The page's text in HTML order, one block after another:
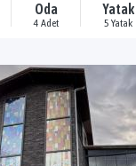
Oda
4 Adet
Yatak
5 Yatak